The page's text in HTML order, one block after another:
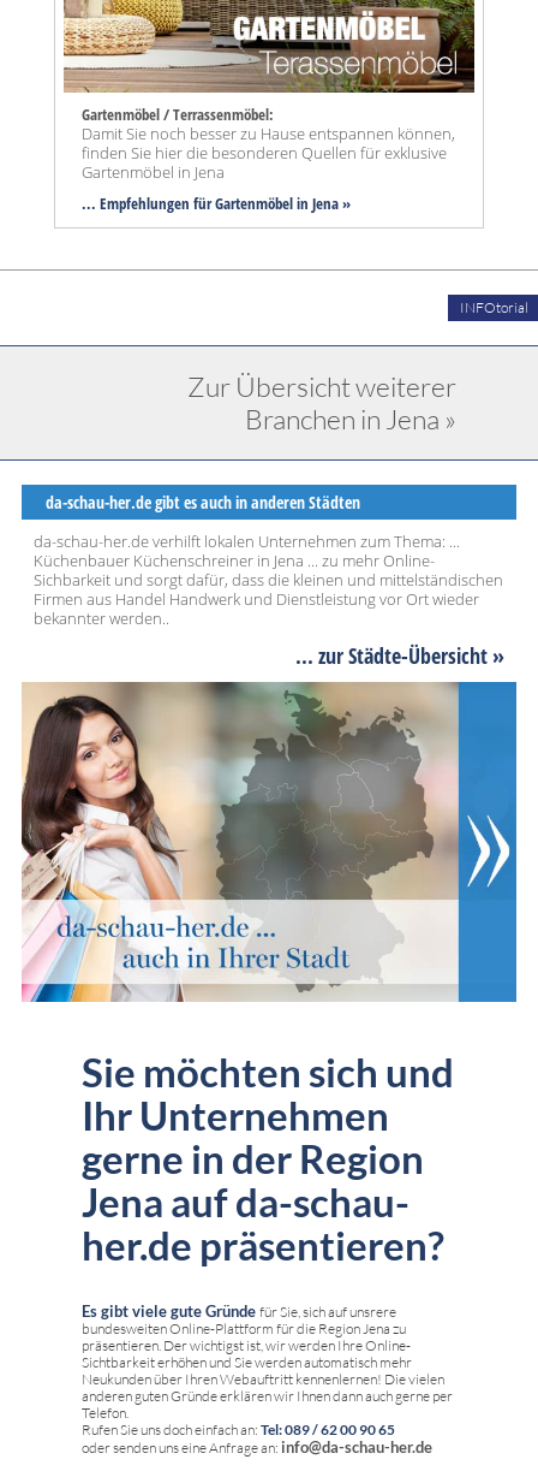
Gartenmöbel / Terrassenmöbel:
Damit Sie noch besser zu Hause entspannen können,
finden Sie hier die besonderen Quellen für exklusive
Gartenmöbel in Jena
... Empfehlungen für Gartenmöbel in Jena »
INFOtorial
Zur Übersicht weiterer
Branchen in Jena »
da-schau-her.de gibt es auch in anderen Städten
da-schau-her.de verhilft lokalen Unternehmen zum Thema: ...
Küchenbauer Küchenschreiner in Jena ... zu mehr Online-
Sichbarkeit und sorgt dafür, dass die kleinen und mittelständischen
Firmen aus Handel Handwerk und Dienstleistung vor Ort wieder
bekannter werden..
... zur Städte-Übersicht »
Sie möchten sich und
Ihr Unternehmen
gerne in der Region
Jena auf da-schau-
her.de präsentieren?
Es gibt viele gute Gründe für Sie, sich auf unsrere
bundesweiten Online-Plattform für die Region Jena zu
präsentieren. Der wichtigst ist, wir werden Ihre Online-
Sichtbarkeit erhöhen und Sie werden automatisch mehr
Neukunden über Ihren Webauftritt kennenlernen! Die vielen
anderen guten Gründe erklären wir Ihnen dann auch gerne per
Telefon.
Rufen Sie uns doch einfach an: Tel: 089 / 62 00 90 65
oder senden uns eine Anfrage an: info@da-schau-her.de